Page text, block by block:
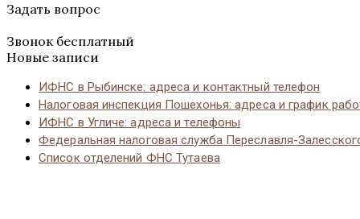
Задать вопрос
Звонок бесплатный
Новые записи
ИФНС в Рыбинске: адреса и контактный телефон
Налоговая инспекция Пошехонья: адреса и график
ИФНС в Угличе: адреса и телефоны
Федеральная налоговая служба Переславля-
Список отделений ФНС Тутаева